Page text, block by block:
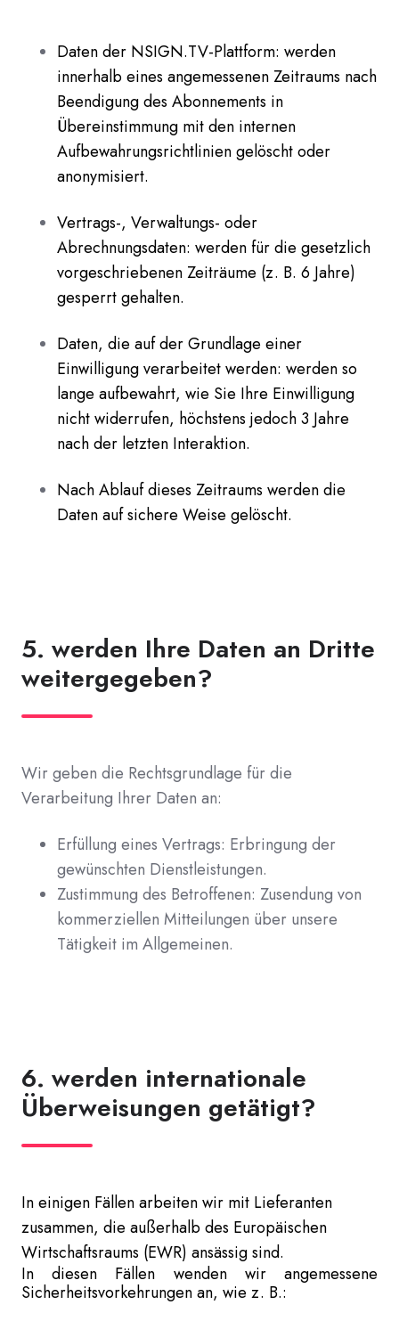
Daten der NSIGN.TV-Plattform: werden
innerhalb eines angemessenen Zeitraums nach
Beendigung des Abonnements in
Übereinstimmung mit den internen
Aufbewahrungsrichtlinien gelöscht oder
anonymisiert.
Vertrags-, Verwaltungs- oder
Abrechnungsdaten: werden für die gesetzlich
vorgeschriebenen Zeiträume (z. B. 6 Jahre)
gesperrt gehalten.
Daten, die auf der Grundlage einer
Einwilligung verarbeitet werden: werden so
lange aufbewahrt, wie Sie Ihre Einwilligung
nicht widerrufen, höchstens jedoch 3 Jahre
nach der letzten Interaktion.
Nach Ablauf dieses Zeitraums werden die
Daten auf sichere Weise gelöscht.
5. werden Ihre Daten an Dritte
weitergegeben?
Wir geben die Rechtsgrundlage für die
Verarbeitung Ihrer Daten an:
Erfüllung eines Vertrags: Erbringung der
gewünschten Dienstleistungen.
Zustimmung des Betroffenen: Zusendung von
kommerziellen Mitteilungen über unsere
Tätigkeit im Allgemeinen.
6. werden internationale
Überweisungen getätigt?
In einigen Fällen arbeiten wir mit Lieferanten
zusammen, die außerhalb des Europäischen
Wirtschaftsraums (EWR) ansässig sind.
In diesen Fällen wenden wir angemessene
Sicherheitsvorkehrungen an, wie z. B.: